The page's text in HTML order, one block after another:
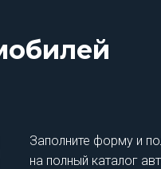
Заполните форму и
на полный каталог